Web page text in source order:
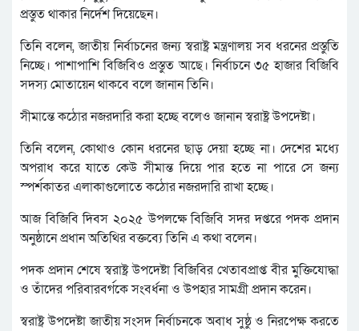
প্রস্তুত থাকার নির্দেশ দিয়েছেন।
তিনি বলেন, জাতীয় নির্বাচনের জন্য স্বরাষ্ট্র মন্ত্রণালয় সব ধরনের প্রস্তুতি
নিচ্ছে। পাশাপাশি বিজিবিও প্রস্তুত আছে। নির্বাচনে ৩৫ হাজার বিজিবি
সদস্য মোতায়েন থাকবে বলে জানান তিনি।
সীমান্তে কঠোর নজরদারি করা হচ্ছে বলেও জানান স্বরাষ্ট্র উপদেষ্টা।
তিনি বলেন, কোথাও কোন ধরনের ছাড় দেয়া হচ্ছে না। দেশের মধ্যে
অপরাধ করে যাতে কেউ সীমান্ত দিয়ে পার হতে না পারে সে জন্য
স্পর্শকাতর এলাকাগুলোতে কঠোর নজরদারি রাখা হচ্ছে।
আজ বিজিবি দিবস ২০২৫ উপলক্ষে বিজিবি সদর দপ্তরে পদক প্রদান
অনুষ্ঠানে প্রধান অতিথির বক্তব্যে তিনি এ কথা বলেন।
পদক প্রদান শেষে স্বরাষ্ট্র উপদেষ্টা বিজিবির খেতাবপ্রাপ্ত বীর মুক্তিযোদ্ধা
ও তাঁদের পরিবারবর্গকে সংবর্ধনা ও উপহার সামগ্রী প্রদান করেন।
স্বরাষ্ট্র উপদেষ্টা জাতীয় সংসদ নির্বাচনকে অবাধ সুষ্ঠু ও নিরপেক্ষ করতে